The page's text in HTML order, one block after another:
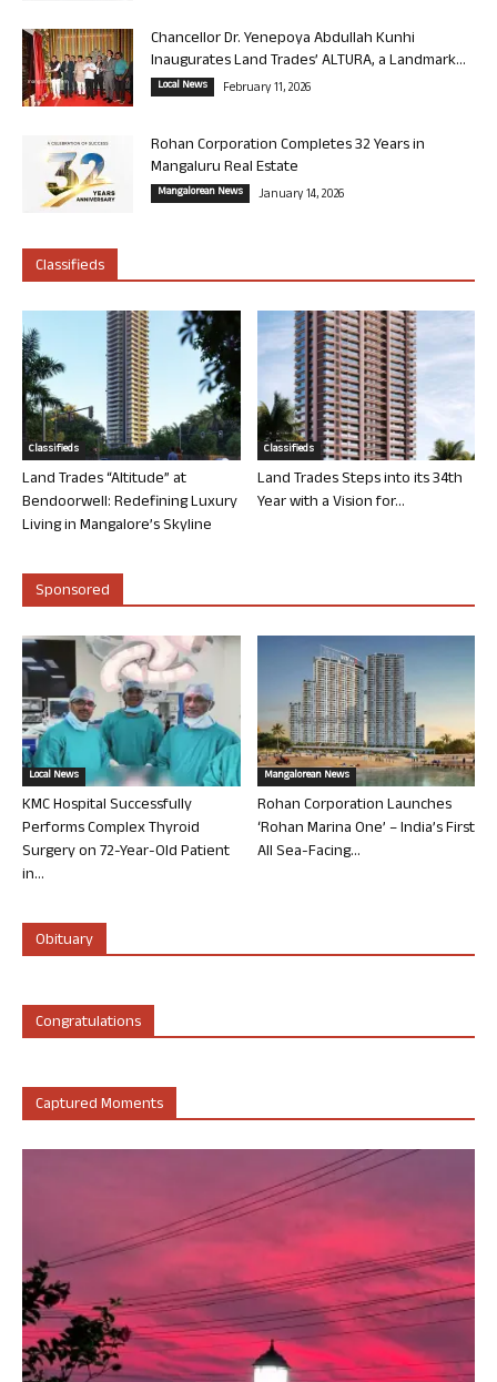
Chancellor Dr. Yenepoya Abdullah Kunhi
Inaugurates Land Trades’ ALTURA, a Landmark...
Local News February 11, 2026
Rohan Corporation Completes 32 Years in
Mangaluru Real Estate
Mangalorean News January 14, 2026
Classifieds
Classifieds
Land Trades “Altitude” at
Bendoorwell: Redefining Luxury
Living in Mangalore’s Skyline
Classifieds
Land Trades Steps into its 34th
Year with a Vision for...
Sponsored
Local News
KMC Hospital Successfully
Performs Complex Thyroid
Surgery on 72-Year-Old Patient
in...
Mangalorean News
Rohan Corporation Launches
‘Rohan Marina One’ – India’s First
All Sea-Facing...
Obituary
Congratulations
Captured Moments